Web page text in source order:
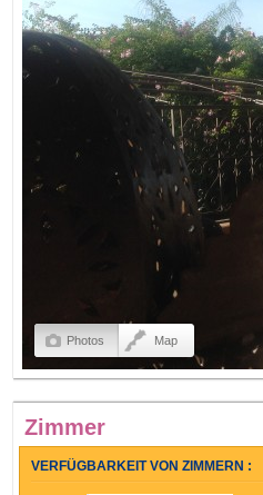
Photos Map
Zimmer
VERFÜGBARKEIT VON ZIMMERN :